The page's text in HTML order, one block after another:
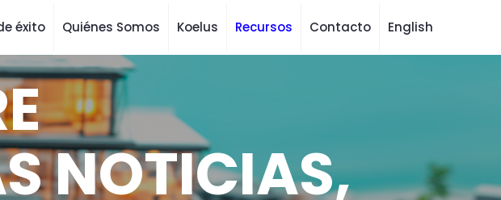
éxito Quiénes Somos Koelus Recursos Contacto English
NOTICIAS,